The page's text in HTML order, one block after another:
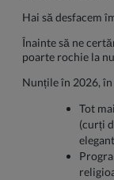
Hai să desfacem
Înainte să ne
poarte rochie la
Nunțile în 2026,
Tot
(curți